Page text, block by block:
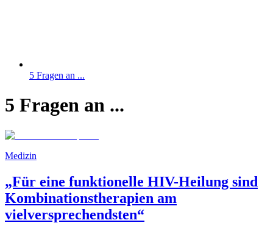
5 Fragen an ...
5 Fragen an ...
Medizin
„Für eine funktionelle HIV-Heilung sind
Kombinationstherapien am
vielversprechendsten“